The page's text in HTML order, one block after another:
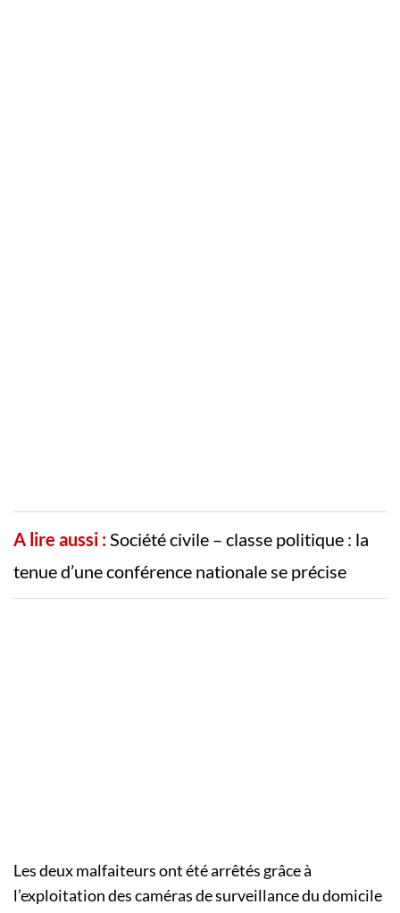
A lire aussi :Société civile – classe politique : la
tenue d’une conférence nationale se précise
Les deux malfaiteurs ont été arrêtés grâce à
l’exploitation des caméras de surveillance du domicile